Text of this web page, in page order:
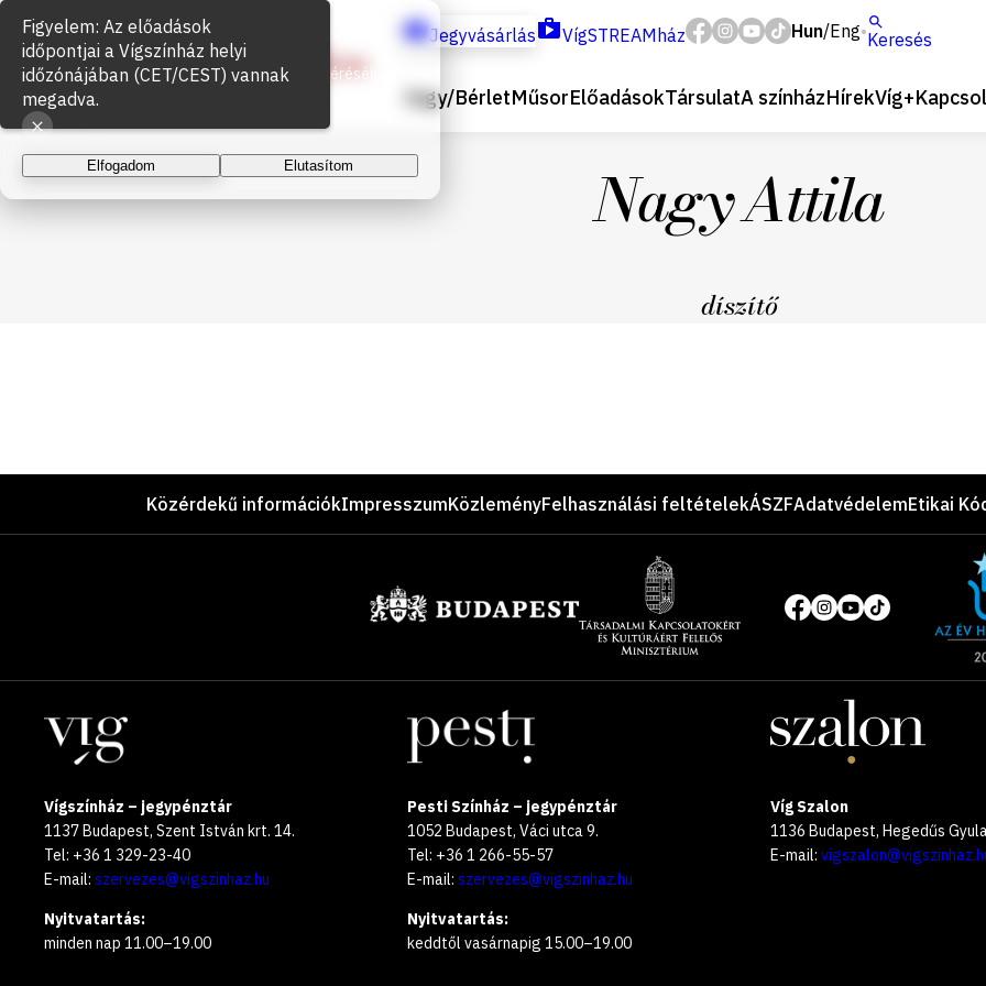
Jegyvásárlás VígSTREAMház Hun/Eng Keresés
Jegy/BérletMűsorElőadásokTársulatA színházHírekVíg+
Nagy Attila
díszítő
Közérdekű információkImpresszumKözleményFelhasználási feltételekÁSZFAdatvédelemEtikai
Közösségi
média
the
Helyszínek
Vígszínház – jegypénztár
1137 Budapest, Szent István krt. 14.
Tel: +36 1 329-23-40
E-mail: szervezes@vigszinhaz.hu
Nyitvatartás:
minden nap 11.00–19.00
Pesti Színház – jegypénztár
1052 Budapest, Váci utca 9.
Tel: +36 1 266-55-57
E-mail: szervezes@vigszinhaz.hu
Nyitvatartás:
keddtől vasárnapig 15.00–19.00
Víg Szalon
1136 Budapest, Hegedűs
E-mail:
Figyelem: Az előadások
időpontjai a Vígszínház helyi
időzónájában (CET/CEST) vannak
megadva.
Sütik használata
Az oldal működéséhez és a látogatottság méréséhez
sütiket használunk. A folytatással elfogadja a sütik
használatát.
Elfogadom Elutasítom